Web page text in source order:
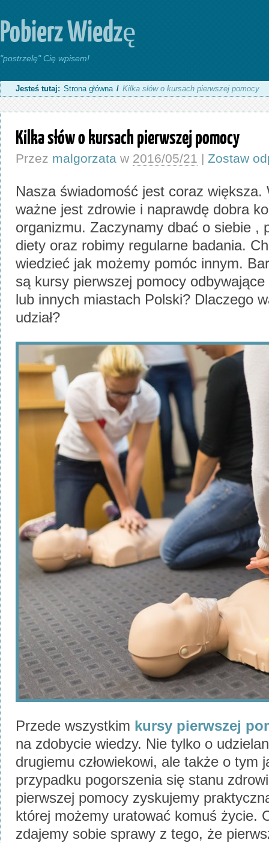
Pobierz Wiedzę
"postrzelę" Cię wpisem!
Jesteś tutaj: Strona główna / Kilka słów o kursach pierwszej pomocy
Kilka słów o kursach pierwszej pomocy
Przez malgorzata w 2016/05/21 | Zostaw
Nasza świadomość jest coraz większa.
ważne jest zdrowie i naprawdę dobra
organizmu. Zaczynamy dbać o siebie ,
diety oraz robimy regularne badania.
wiedzieć jak możemy pomóc innym.
są kursy pierwszej pomocy
lub innych miastach Polski? Dlaczego
udział?
Przede wszystkim kursy pierwszej
na zdobycie wiedzy. Nie tylko o
drugiemu człowiekowi, ale także o tym
przypadku pogorszenia się stanu
pierwszej pomocy zyskujemy
której możemy uratować komuś życie.
zdajemy sobie sprawy z tego, że